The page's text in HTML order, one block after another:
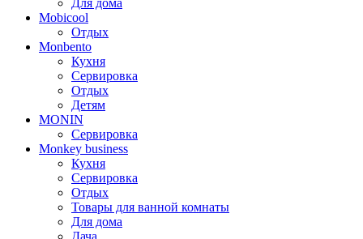
Для дома
Mobicool
Отдых
Monbento
Кухня
Сервировка
Отдых
Детям
MONIN
Сервировка
Monkey business
Кухня
Сервировка
Отдых
Товары для ванной комнаты
Для дома